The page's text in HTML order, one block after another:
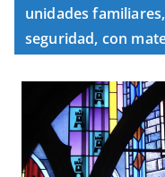
unidades
seguridad, con